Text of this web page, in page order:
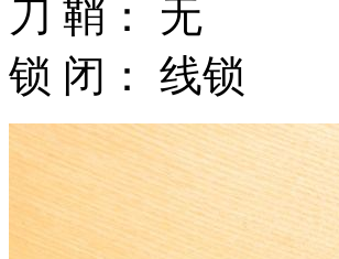
刀 鞘： 无
锁 闭： 线锁